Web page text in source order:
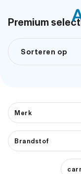
Premium
Sorteren op
Merk
Brandstof